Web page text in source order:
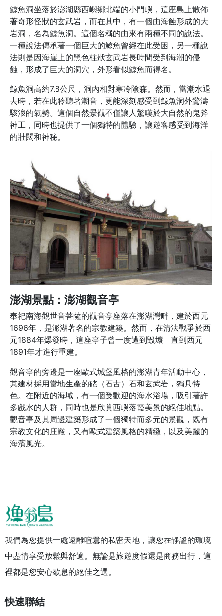
鯨魚洞坐落於澎湖縣西嶼鄉北端的小門嶼，這座島上散佈
著奇形怪狀的玄武岩，而在其中，有一個由海蝕形成的大
岩洞，名為鯨魚洞。這個名稱的由來有兩種不同的說法。
一種說法傳承著一個巨大的鯨魚曾經在此受困，另一種說
法則是因海崖上的黑色柱狀玄武岩長時間受到海潮的侵
蝕，形成了巨大的洞穴，外形看似鯨魚而得名。
鯨魚洞高約7.8公尺，洞內相對寒冷陰森。然而，當潮水退
去時，若在此聆聽著潮音，更能深刻感受到鯨魚洞外驚濤
駭浪的氣勢。這個自然景觀不僅讓人驚嘆於大自然的鬼斧
神工，同時也提供了一個獨特的體驗，讓遊客感受到海洋
的壯闊和神秘。
澎湖景點：澎湖觀音亭
奉祀南海觀世音菩薩的觀音亭座落在澎湖灣畔，建於西元
1696年，是澎湖著名的宗教建築。然而，在清法戰爭於西
元1884年爆發時，這座亭子曾一度遭到毀壞，直到西元
1891年才進行重建。
觀音亭的旁邊是一座歐式城堡風格的澎湖青年活動中心，
其建材採用當地生產的硓（石古）石和玄武岩，獨具特
色。在附近的海域，有一個受歡迎的海水浴場，吸引著許
多戲水的人群，同時也是欣賞西嶼落霞美景的絕佳地點。
觀音亭及其周邊建築形成了一個獨特而多元的景觀，既有
宗教文化的庄嚴，又有歐式建築風格的精緻，以及美麗的
海濱風光。
我們為您提供一處遠離喧囂的私密天地，讓您在靜謐的環境
中盡情享受放鬆與舒適。無論是旅遊度假還是商務出行，這
裡都是您安心歇息的絕佳之選。
快速聯結